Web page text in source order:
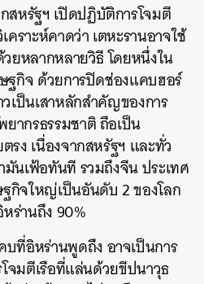
สหรัฐฯ เปิดปฏิบัติการโจมตี
ราะห์คาดว่า เตหะรานอาจใช้
ยหลากหลายวิธี โดยหนึ่งใน
ฐกิจ ด้วยการปิดช่องแคบฮอร์
เป็นเสาหลักสำคัญของการ
ากรธรรมชาติ ถือเป็น
ง เนื่องจากสหรัฐฯ และทั่ว
นเฟ้อทันที รวมถึงจีน ประเทศ
กิจใหญ่เป็นอันดับ 2 ของโลก
ร่านถึง 90%
ที่อิหร่านพูดถึง อาจเป็นการ
โจมตีเรือที่แล่นด้วยขีปนาวุธ